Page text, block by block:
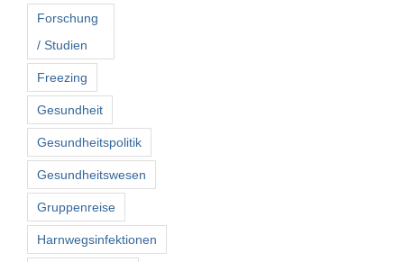
Forschung
/ Studien
Freezing
Gesundheit
Gesundheitspolitik
Gesundheitswesen
Gruppenreise
Harnwegsinfektionen